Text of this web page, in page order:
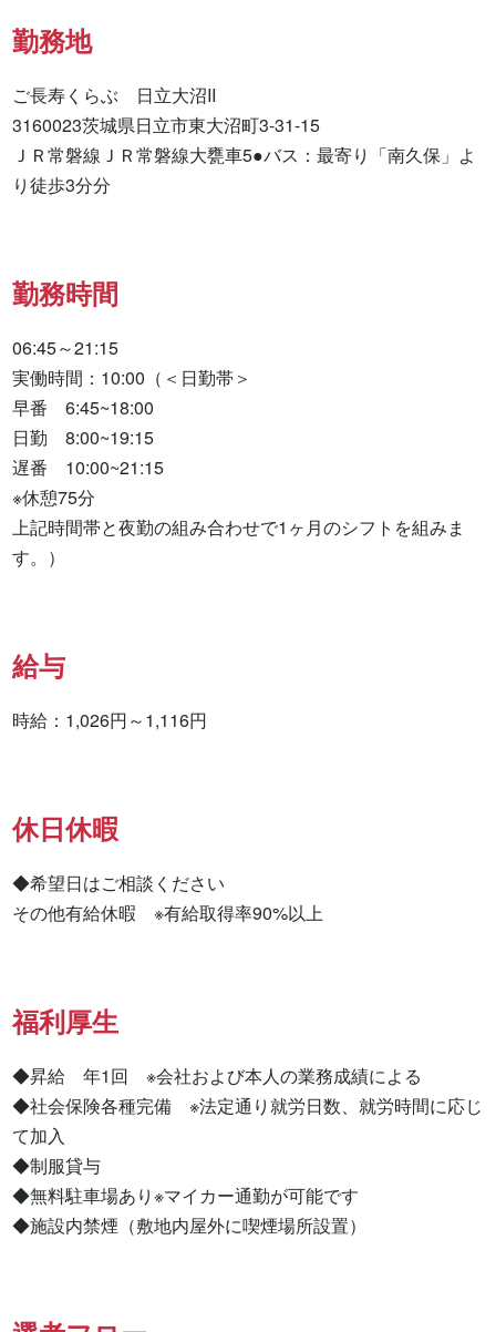
勤務地
ご長寿くらぶ　日立大沼II
3160023茨城県日立市東大沼町3-31-15
ＪＲ常磐線ＪＲ常磐線大甕車5●バス：最寄り「南久保」よ
り徒歩3分分
勤務時間
06:45～21:15
実働時間：10:00（＜日勤帯＞
早番　6:45~18:00
日勤　8:00~19:15
遅番　10:00~21:15
※休憩75分
上記時間帯と夜勤の組み合わせで1ヶ月のシフトを組みま
す。）
給与
時給：1,026円～1,116円
休日休暇
◆希望日はご相談ください
その他有給休暇　※有給取得率90%以上
福利厚生
◆昇給　年1回　※会社および本人の業務成績による
◆社会保険各種完備　※法定通り就労日数、就労時間に応じ
て加入
◆制服貸与
◆無料駐車場あり※マイカー通勤が可能です
◆施設内禁煙（敷地内屋外に喫煙場所設置）